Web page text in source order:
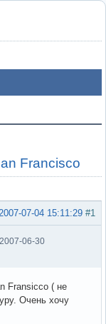
Francisco
#1
2007-07-04 15:11:29
06-30
Fransicco ( не
Очень хочу